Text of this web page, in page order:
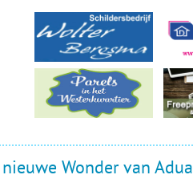
Wonder van